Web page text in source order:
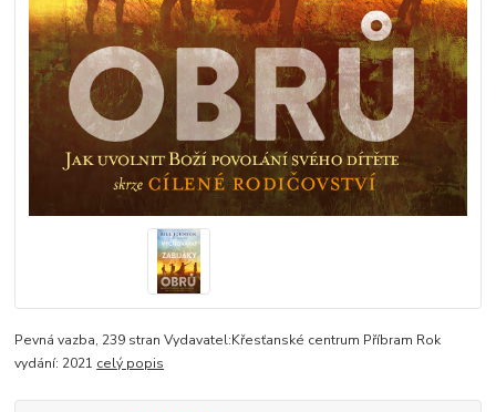
Pevná vazba, 239 stran Vydavatel:Křesťanské centrum Příbram Rok
vydání: 2021 celý popis